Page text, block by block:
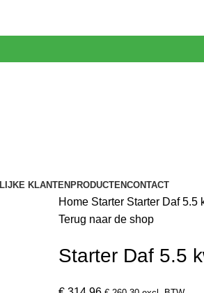
KLANTEN PRODUCTENCONTACT
Home Starter Starter Daf 5.5
Terug naar de shop
Starter Daf 5.5